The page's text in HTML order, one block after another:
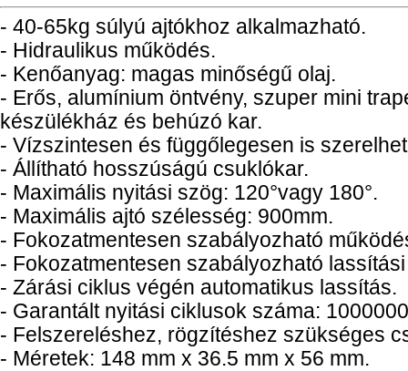
- 40-65kg súlyú ajtókhoz alkalmazható.
- Hidraulikus működés.
- Kenőanyag: magas minőségű olaj.
- Erős, alumínium öntvény, szuper mini
készülékház és behúzó kar.
- Vízszintesen és függőlegesen is
- Állítható hosszúságú csuklókar.
- Maximális nyitási szög: 120°vagy 180°.
- Maximális ajtó szélesség: 900mm.
- Fokozatmentesen szabályozható
- Fokozatmentesen szabályozható
- Zárási ciklus végén automatikus lassítás.
- Garantált nyitási ciklusok száma:
- Felszereléshez, rögzítéshez szükséges
- Méretek: 148 mm x 36.5 mm x 56 mm.